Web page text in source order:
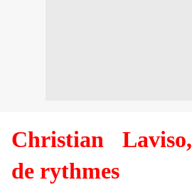
Christian
de rythmes